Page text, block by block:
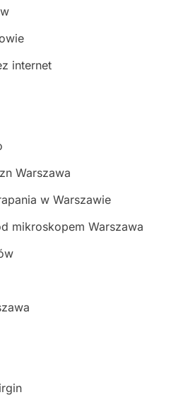
internet
Warszawa
w Warszawie
mikroskopem Warszawa